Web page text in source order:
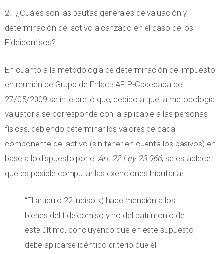
2.- ¿Cuáles son las pautas generales de valuación y
determinación del activo alcanzado en el caso de los
Fideicomisos?
En cuanto a la metodología de determinación del impuesto
en reunión de Grupo de Enlace AFIP-Cpcecaba del
27/05/2009 se interpretó que, debido a que la metodología
valuatoria se corresponde con la aplicable a las personas
físicas, debiendo determinar los valores de cada
componente del activo (sin tener en cuenta los pasivos) en
base a lo dispuesto por el Art. 22 Ley 23.966, se establece
que es posible computar las exenciones tributarias.
“El artículo 22 inciso k) hace mención a los
bienes del fideicomiso y no del patrimonio de
este último, concluyendo que en este supuesto
debe aplicarse idéntico criterio que el